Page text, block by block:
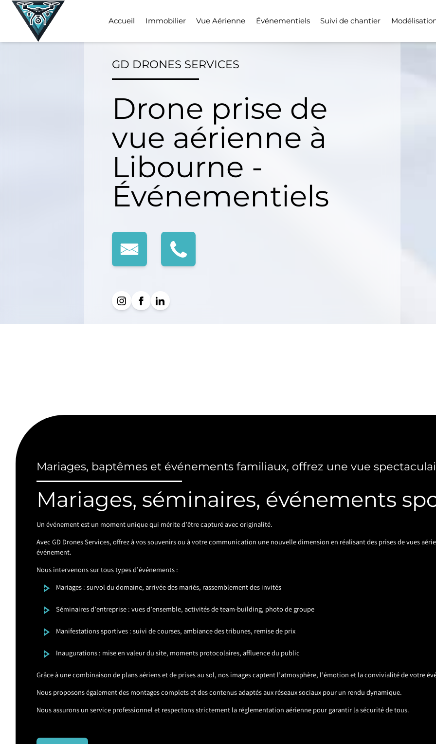
Skip
Accueil Immobilier Vue Aérienne Événementiels Suivi de chantier
GD DRONES SERVICES
Drone prise de
vue aérienne à
Libourne -
Événementiels
Mariages, baptêmes et événements familiaux, offrez une vue
Mariages, séminaires, événements
Un événement est un moment unique qui mérite d’être capturé avec originalité.
Avec GD Drones Services, offrez à vos souvenirs ou à votre communication une nouvelle dimension en réalisant des prises de vues
événement.
Nous intervenons sur tous types d’événements :
Mariages : survol du domaine, arrivée des mariés, rassemblement des invités
Séminaires d’entreprise : vues d’ensemble, activités de team-building, photo de groupe
Manifestations sportives : suivi de courses, ambiance des tribunes, remise de prix
Inaugurations : mise en valeur du site, moments protocolaires, affluence du public
Grâce à une combinaison de plans aériens et de prises au sol, nos images captent l’atmosphère, l’émotion et la convivialité de votre
Nous proposons également des montages complets et des contenus adaptés aux réseaux sociaux pour un rendu dynamique.
Nous assurons un service professionnel et respectons strictement la réglementation aérienne pour garantir la sécurité de tous.